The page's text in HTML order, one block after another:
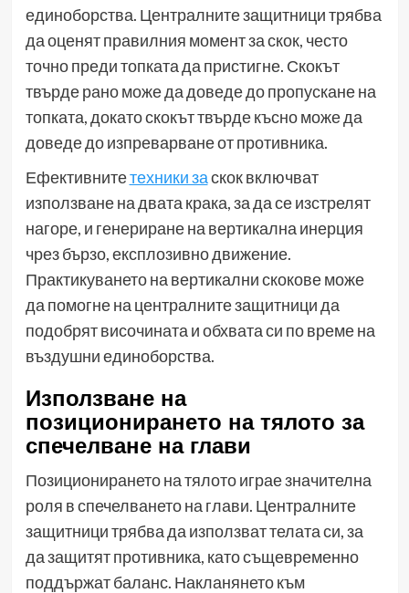
единоборства. Централните защитници трябва
да оценят правилния момент за скок, често
точно преди топката да пристигне. Скокът
твърде рано може да доведе до пропускане на
топката, докато скокът твърде късно може да
доведе до изпреварване от противника.
Ефективнитетехники заскок включват
използване на двата крака, за да се изстрелят
нагоре, и генериране на вертикална инерция
чрез бързо, експлозивно движение.
Практикуването на вертикални скокове може
да помогне на централните защитници да
подобрят височината и обхвата си по време на
въздушни единоборства.
Използване на
позиционирането на тялото за
спечелване на глави
Позиционирането на тялото играе значителна
роля в спечелването на глави. Централните
защитници трябва да използват телата си, за
да защитят противника, като същевременно
поддържат баланс. Накланянето към